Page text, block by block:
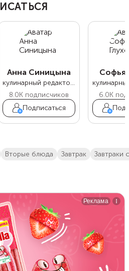
Анна Синицына
кулинарный редактор Food.ru
8.0K подписчиков
Подписаться
Софья
6.0K
вторые блюда завтрак завтраки